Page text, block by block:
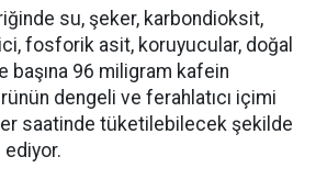
su, şeker, karbondioksit,
fosforik asit, koruyucular, doğal
başına 96 miligram kafein
dengeli ve ferahlatıcı içimi
saatinde tüketilebilecek şekilde